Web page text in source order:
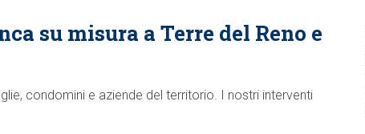
su misura a Terre del Reno e
condomini e aziende del territorio. I nostri interventi